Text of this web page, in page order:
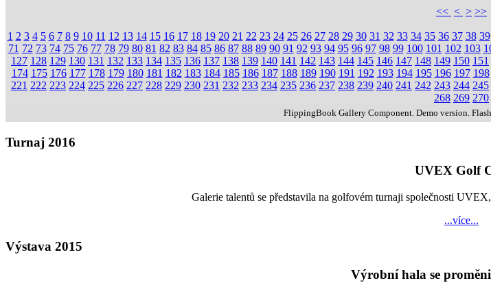
<< < > >>
1 2 3 4 5 6 7 8 9 10 11 12 13 14 15 16 17 18 19 20 21 22 23 24 25 26 27 28 29 30 31 32 33 34 35 36 37 38 39
71 72 73 74 75 76 77 78 79 80 81 82 83 84 85 86 87 88 89 90 91 92 93 94 95 96 97 98 99 100 101 102 103
127 128 129 130 131 132 133 134 135 136 137 138 139 140 141 142 143 144 145 146 147 148 149 150 151
174 175 176 177 178 179 180 181 182 183 184 185 186 187 188 189 190 191 192 193 194 195 196 197 198
221 222 223 224 225 226 227 228 229 230 231 232 233 234 235 236 237 238 239 240 241 242 243 244 245
268 269 270
FlippingBook Gallery Component. Demo version.
Turnaj 2016
UVEX Golf
Galerie talentů se představila na golfovém turnaji společnosti
...více...
Výstava 2015
Výrobní hala se